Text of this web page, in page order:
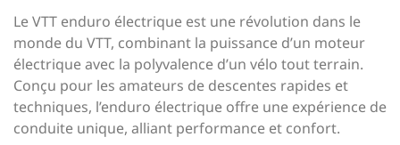
Le VTT enduro électrique est une révolution dans le
monde du VTT, combinant la puissance d’un moteur
électrique avec la polyvalence d’un vélo tout terrain.
Conçu pour les amateurs de descentes rapides et
techniques, l’enduro électrique offre une expérience de
conduite unique, alliant performance et confort.